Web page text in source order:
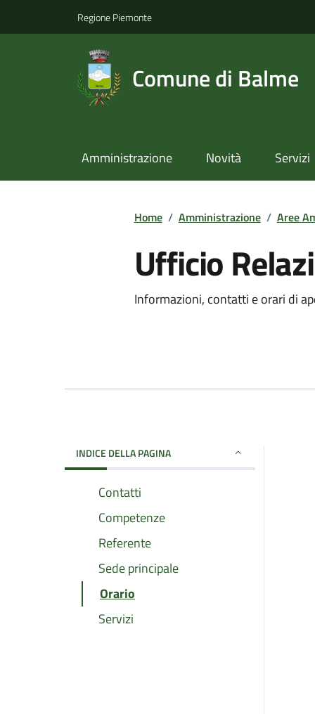
Regione Piemonte
Comune di Balme
Amministrazione Novità Servizi
Home / Amministrazione / Aree
Ufficio
Informazioni, contatti e orari di
INDICE DELLA PAGINA
Contatti
Competenze
Referente
Sede principale
Orario
Servizi